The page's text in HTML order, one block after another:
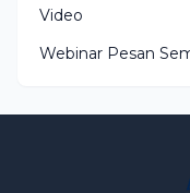
Video
Webinar Pesan